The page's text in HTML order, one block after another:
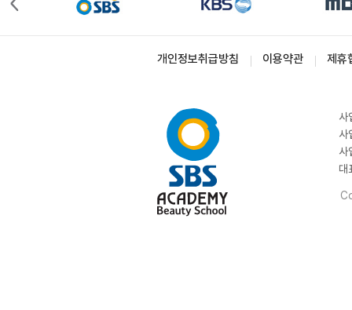
개인정보취급방침 이용약관 제휴
사
사
사
대